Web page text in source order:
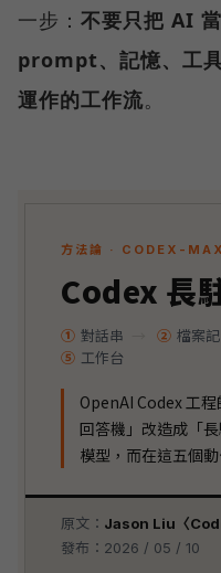
一步： 不要只把 AI
prompt、記憶、工
運作的工作流。